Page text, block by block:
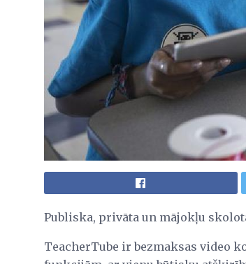
Publiska, privāta un mājokļu
TeacherTube ir bezmaksas video